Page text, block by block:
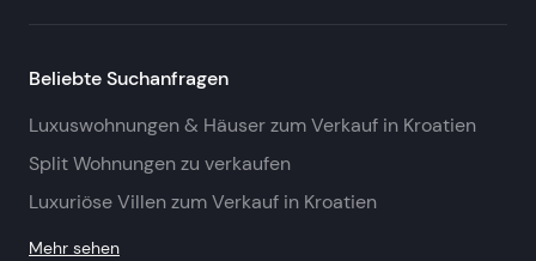
Beliebte Suchanfragen
Luxuswohnungen & Häuser zum Verkauf in Kroatien
Split Wohnungen zu verkaufen
Luxuriöse Villen zum Verkauf in Kroatien
Mehr sehen